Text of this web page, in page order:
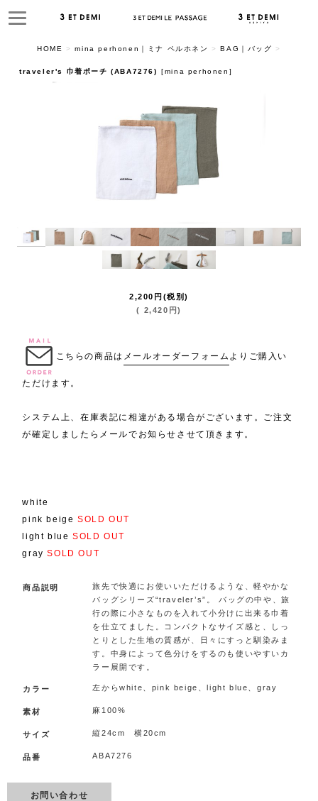
HOME > mina perhonen｜ミナ ペルホネン > BAG｜バッグ >
traveler's 巾着ポーチ (ABA7276) [mina perhonen ]
2,200 円 (税別)
( 2,420 円)
こちらの商品は メールオーダーフォーム よりご購入い
ただけます。
システム上、在庫表記に相違がある場合がございます。ご注文
が確定しましたらメールでお知らせさせて頂きます。
white
pink beigeSOLD OUT
light blueSOLD OUT
graySOLD OUT
商品説明
旅先で快適にお使いいただけるような、軽やかな
バッグシリーズ“traveler’s”。 バッグの中や、旅
行の際に小さなものを入れて小分けに出来る巾着
を仕立てました。コンパクトなサイズ感と、しっ
とりとした生地の質感が、日々にすっと馴染みま
す。中身によって色分けをするのも使いやすいカ
ラー展開です。
カラー 左からwhite、pink beige、light blue、gray
素材 麻100%
サイズ 縦24cm 横20cm
品番 ABA7276
お問い合わせ